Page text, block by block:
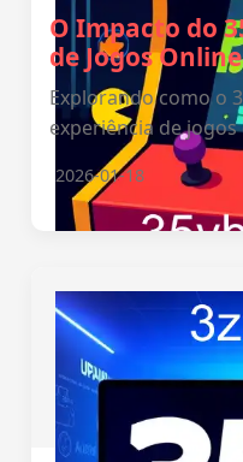
O Impacto do
de Jogos Online
Explorando como o
experiência de jogos
2026-01-18